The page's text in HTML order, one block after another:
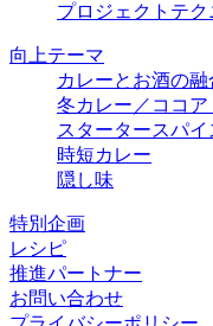
プロジェクトテク
向上テーマ
カレーとお酒の融
冬カレー／ココア
スタータースパイ
時短カレー
隠し味
特別企画
レシピ
推進パートナー
お問い合わせ